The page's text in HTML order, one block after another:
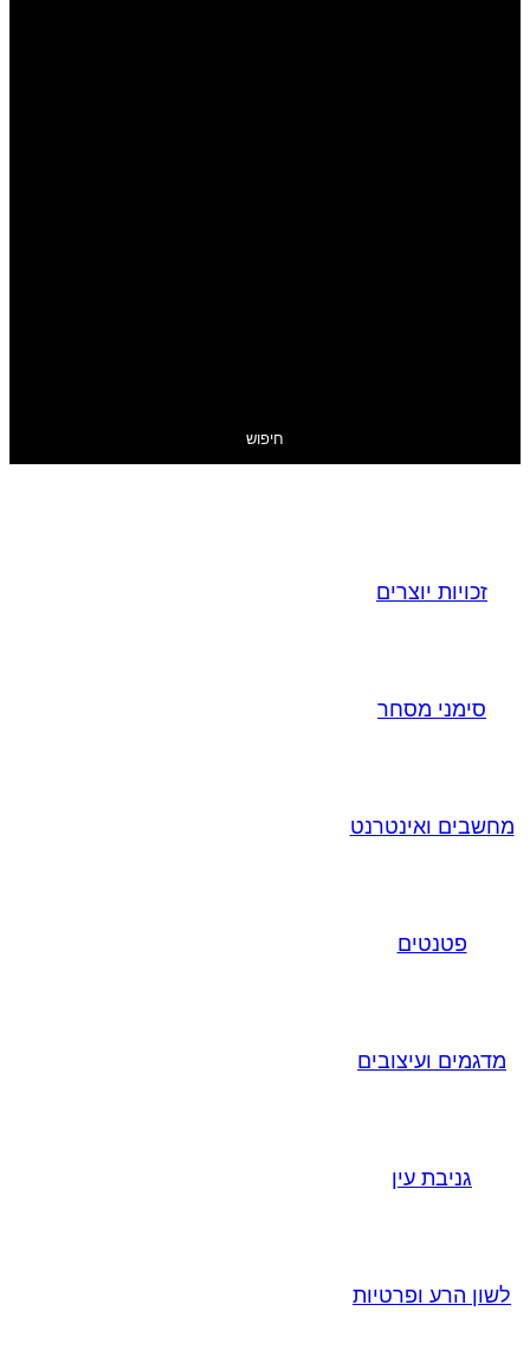
חיפוש
זכויות יוצרים
סימני מסחר
מחשבים ואינטרנט
פטנטים
מדגמים ועיצובים
גניבת עין
לשון הרע ופרטיות